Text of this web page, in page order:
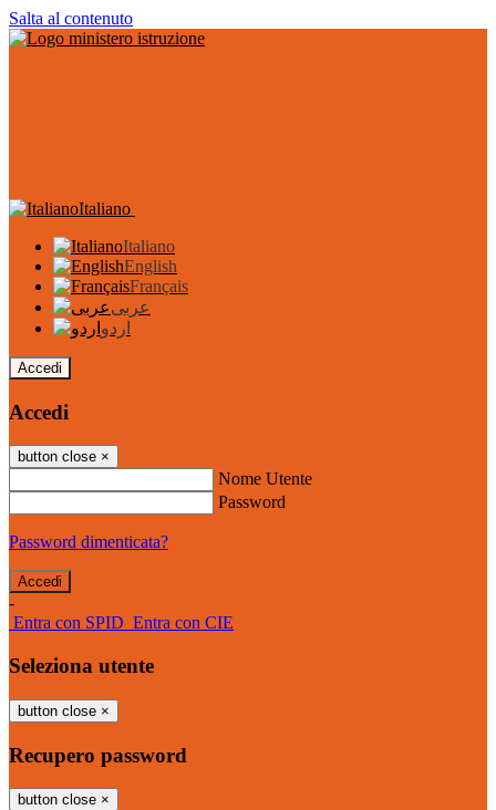
Salta al contenuto
Italiano
Italiano
English
Français
عربى
اردو
Accedi
Accedi
button close ×
Nome Utente
Password
Password dimenticata?
-
Entra con SPID Entra con CIE
Seleziona utente
button close ×
Recupero password
button close ×